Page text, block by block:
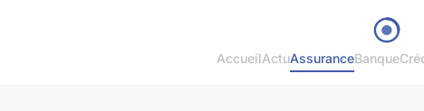
AccueilActuAssuranceBanque